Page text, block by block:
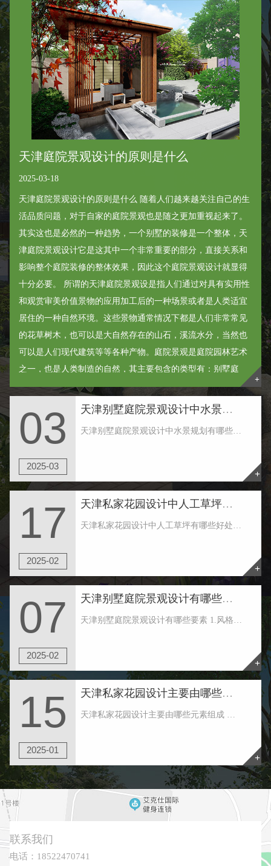
天津庭院景观设计的原则是什么
2025-03-18
天津庭院景观设计的原则是什么 随着人们越来越关注自己的生
活品质问题，对于自家的庭院景观也是随之更加重视起来了。
其实这也是必然的一种趋势，一个别墅的装修是一个整体，天
津庭院景观设计它是这其中一个非常重要的部分，直接关系和
影响整个庭院装修的整体效果，因此这个庭院景观设计就显得
十分必要。 所谓的天津庭院景观设是指人们通过对具有实用性
和观赏审美价值景物的应用加工后的一种场景或者是人类适宜
居住的一种自然环境。这些景物通常情况下都是人们非常常见
的花草树木，也可以是大自然存在的山石，溪流水分，当然也
可以是人们现代建筑等等各种产物。庭院景观是庭院园林艺术
之一，也是人类制造的自然，其主要包含的类型有：别墅庭
院、入户花园和空中花园等等。 ......
+
03
2025-03
天津别墅庭院景观设计中水景规划有哪些规定
天津别墅庭院景观设计中水景规划有哪些规定 1.天津别墅庭院景观设计中水景赖以生存相互依赖的器皿，有二种关键的差别：一是当然情况下的水质，如大自然的湖水、水塘、溪水等，其护坡、底边均是纯天然产生。二是人力情况下的水质，如喷池、游泳馆等，其侧......
+
17
2025-02
天津私家花园设计中人工草坪有哪些好处
天津私家花园设计中人工草坪有哪些好处 天津私家花园设计使用真的草皮还是人工草坪好，人工草坪特点有以下这些，比照一下就知道哪些更契合你了： 1.仿真性：人工草是采用仿生学原理生产，草坪的无方向性、硬度、弹性等良好的性能令运用者感觉与天然草......
+
07
2025-02
天津别墅庭院景观设计有哪些要素
天津别墅庭院景观设计有哪些要素 1.风格早确认 天津别墅庭院景观设计首先要建立一种自己喜欢的风格。也可根据建筑物的风格大致定下花园的类型。一般，院子款式可简略分为：规矩式和天然式。比较常见的风格有：中式、日式、欧式、美式、田园、地中海以......
+
15
2025-01
天津私家花园设计主要由哪些元素组成
天津私家花园设计主要由哪些元素组成 天津私家花园周围的绿地形状往往是不规则的，这要求花园绿地形成一个常绿厚绿带，在天津私家花园住宅区形成一个美丽的环境，不同于外界。并形成立体水平，有高大的树木，攀缘植物，厚厚的灌木，良好的地面覆盖等。 ......
+
联系我们
电话：18522470741